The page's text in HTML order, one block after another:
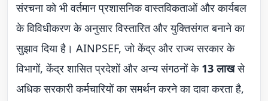
संरचना को भी वर्तमान प्रशासनिक वास्तविकताओं और कार्यबल
के विविधीकरण के अनुसार विस्तारित और युक्तिसंगत बनाने का
सुझाव दिया है। AINPSEF, जो केंद्र और राज्य सरकार के
विभागों, केंद्र शासित प्रदेशों और अन्य संगठनों के 13 लाखसे
अधिक सरकारी कर्मचारियों का समर्थन करने का दावा करता है,